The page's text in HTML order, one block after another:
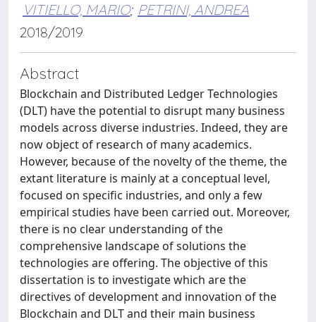
VITIELLO, MARIO; PETRINI, ANDREA
2018/2019
Abstract
Blockchain and Distributed Ledger Technologies
(DLT) have the potential to disrupt many business
models across diverse industries. Indeed, they are
now object of research of many academics.
However, because of the novelty of the theme, the
extant literature is mainly at a conceptual level,
focused on specific industries, and only a few
empirical studies have been carried out. Moreover,
there is no clear understanding of the
comprehensive landscape of solutions the
technologies are offering. The objective of this
dissertation is to investigate which are the
directives of development and innovation of the
Blockchain and DLT and their main business